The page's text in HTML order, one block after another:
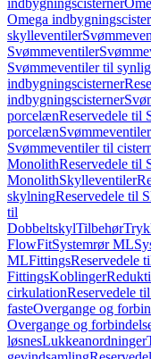
indbygningscisterner
Omega
skylleventiler
Svømmeventiler
Svømmeventiler til
indbygningscisterner
indbygningscisterner
porcelænReservedele til
porcelæn
Svømmeventiler til
MonolithReservedele til
MonolithSkylleventiler
skylningReservedele til
til
DobbeltskylTilbehør
FlowFitSystemrør ML
MLFittingsReservedele
FittingsKoblinger
cirkulationReservedele
fasteOvergange og
Overgange og
løsnesLukkeanordninger